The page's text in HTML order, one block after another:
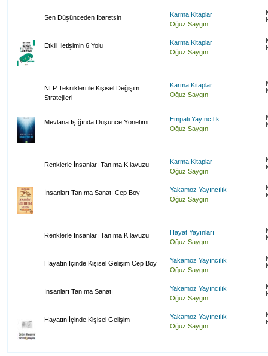
Sen Düşünceden İbaretsin
Karma Kitaplar
Oğuz Saygın
Etkili İletişimin 6 Yolu
Karma Kitaplar
Oğuz Saygın
NLP Teknikleri ile Kişisel Değişim
Stratejileri
Karma Kitaplar
Oğuz Saygın
Mevlana Işığında Düşünce Yönetimi
Empati Yayıncılık
Oğuz Saygın
Renklerle İnsanları Tanıma Kılavuzu
Karma Kitaplar
Oğuz Saygın
İnsanları Tanıma Sanatı Cep Boy
Yakamoz Yayıncılık
Oğuz Saygın
Renklerle İnsanları Tanıma Kılavuzu
Hayat Yayınları
Oğuz Saygın
Hayatın İçinde Kişisel Gelişim Cep Boy
Yakamoz Yayıncılık
Oğuz Saygın
İnsanları Tanıma Sanatı
Yakamoz Yayıncılık
Oğuz Saygın
Hayatın İçinde Kişisel Gelişim
Yakamoz Yayıncılık
Oğuz Saygın